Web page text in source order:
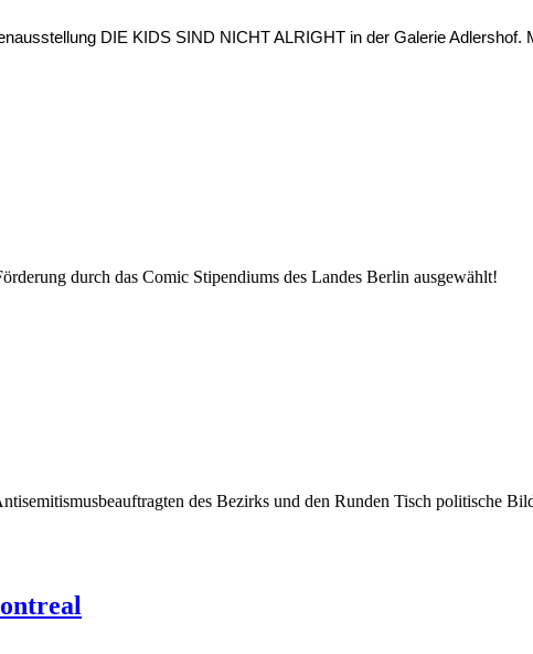
DIE KIDS SIND NICHT ALRIGHT in der Galerie
durch das Comic Stipendiums des Landes Berlin ausgewählt!
des Bezirks und den Runden Tisch politische